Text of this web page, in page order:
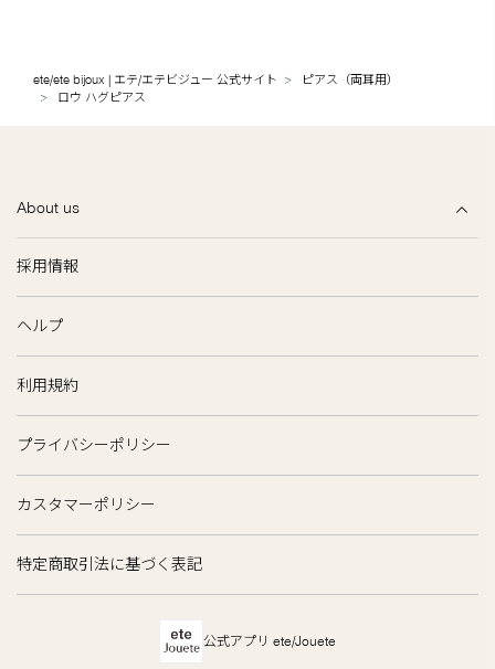
ete/ete bijoux | エテ/エテビジュー 公式サイト
ピアス（両耳用）
ロウ ハグピアス
About us
採用情報
ヘルプ
利用規約
プライバシーポリシー
カスタマーポリシー
特定商取引法に基づく表記
公式アプリ ete/Jouete